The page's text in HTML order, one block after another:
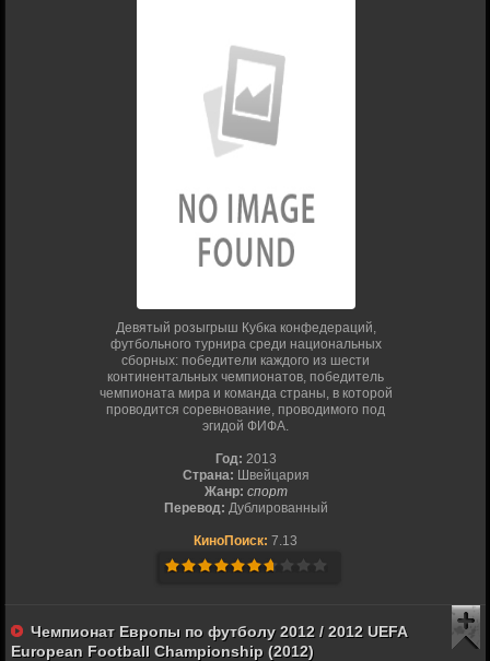
Девятый розыгрыш Кубка конфедераций,
футбольного турнира среди национальных
сборных: победители каждого из шести
континентальных чемпионатов, победитель
чемпионата мира и команда страны, в которой
проводится соревнование, проводимого под
эгидой ФИФА.
Год: 2013
Страна: Швейцария
Жанр: спорт
Перевод: Дублированный
КиноПоиск: 7.13
Чемпионат Европы по футболу 2012 / 2012 UEFA
European Football Championship (2012)